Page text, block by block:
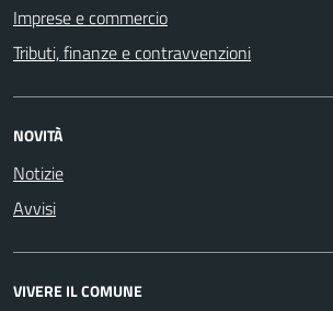
Imprese e commercio
Tributi, finanze e contravvenzioni
NOVITÀ
Notizie
Avvisi
VIVERE IL COMUNE